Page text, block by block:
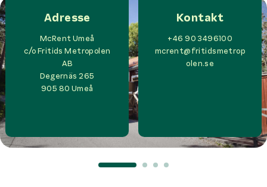
Adresse
McRent Umeå
c/oFritids Metropolen
AB
Degernäs 265
905 80 Umeå
Kontakt
+46 90 3496100
mcrent@fritidsmetrop
olen.se